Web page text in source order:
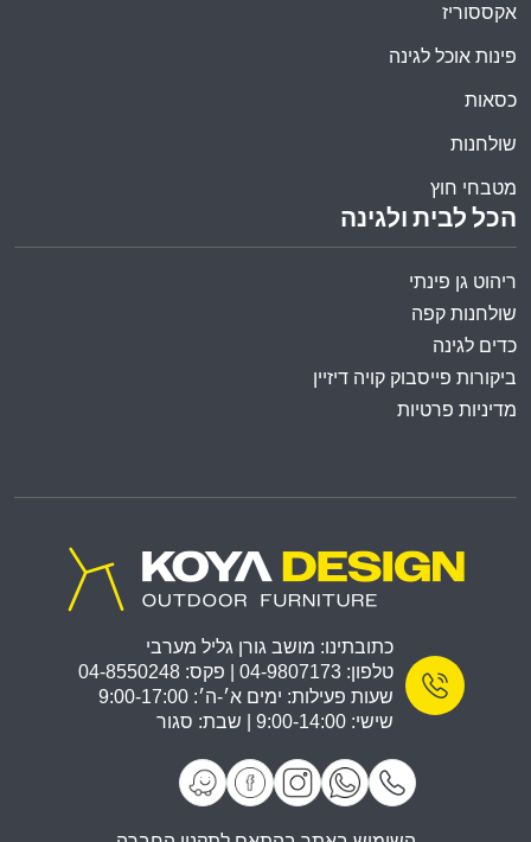
הכל לבית ולגינה
ריהוט גן פינתי
שולחנות קפה
כדים לגינה
ביקורות פייסבוק קויה דיזיין
מדיניות פרטיות
אקססוריז
פינות אוכל לגינה
כסאות
שולחנות
מטבחי חוץ
כתובתינו: מושב גורן גליל מערבי
טלפון: 04-9807173 | פקס: 04-8550248
שעות פעילות: ימים א׳-ה׳: 9:00-17:00
שישי: 9:00-14:00 | שבת: סגור